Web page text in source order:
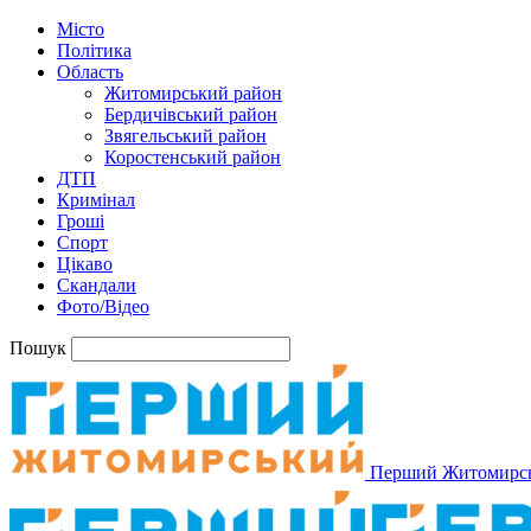
Місто
Політика
Область
Житомирський район
Бердичівський район
Звягельський район
Коростенський район
ДТП
Кримінал
Гроші
Спорт
Цікаво
Скандали
Фото/Відео
Пошук
Перший